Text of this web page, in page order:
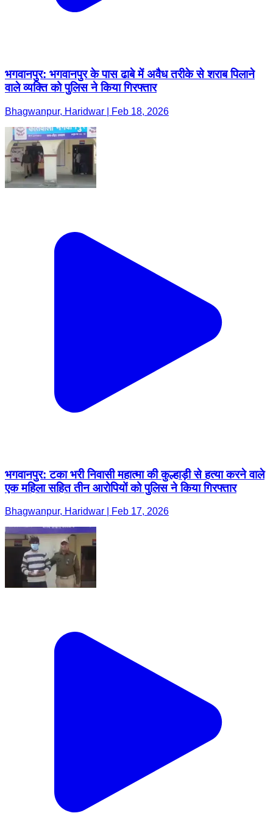
भगवानपुर: भगवानपुर के पास ढाबे में अवैध तरीके से शराब पिलाने
वाले व्यक्ति को पुलिस ने किया गिरफ्तार
Bhagwanpur, Haridwar | Feb 18, 2026
भगवानपुर: टका भरी निवासी महात्मा की कुल्हाड़ी से हत्या करने वाले
एक महिला सहित तीन आरोपियों को पुलिस ने किया गिरफ्तार
Bhagwanpur, Haridwar | Feb 17, 2026